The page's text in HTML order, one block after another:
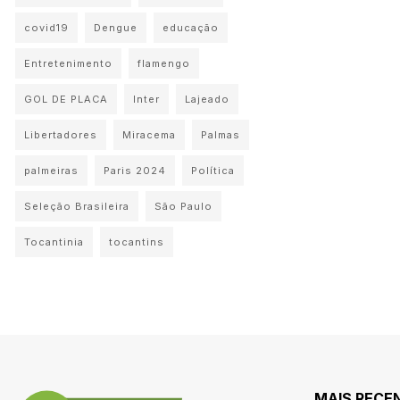
covid19 Dengue educação
Entretenimento flamengo
GOL DE PLACA Inter Lajeado
Libertadores Miracema Palmas
palmeiras Paris 2024 Política
Seleção Brasileira São Paulo
Tocantinia tocantins